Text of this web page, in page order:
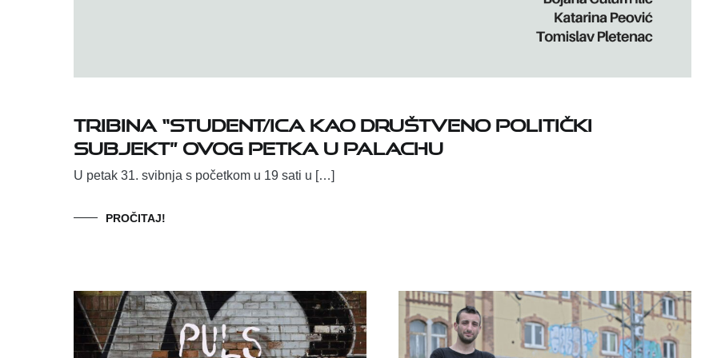
Tribina “Student/ica kao društveno politički
subjekt” ovog petka u Palachu
U petak 31. svibnja s početkom u 19 sati u […]
PROČITAJ!